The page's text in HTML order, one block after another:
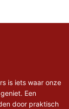
is iets waar onze
Een
door praktisch